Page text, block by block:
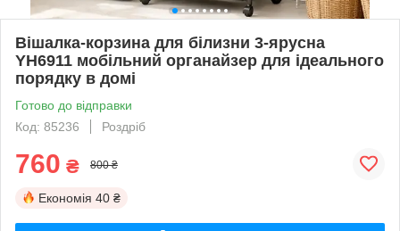
Вішалка-корзина для білизни 3-ярусна
YH6911 мобільний органайзер для ідеального
порядку в домі
Готово до відправки
Код: 85236
Роздріб
760 ₴ 800 ₴
Економія 40 ₴